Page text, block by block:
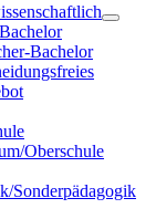
Bachelor
Oberschule
Sonderpädagogik